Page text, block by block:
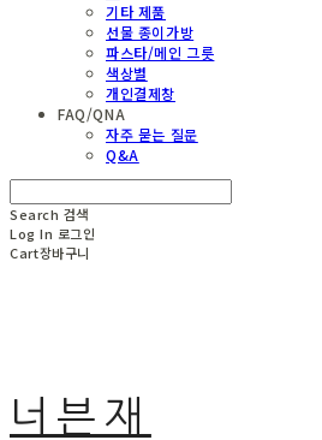
기타 제품
선물 종이가방
파스타/메인 그릇
색상별
개인결제창
FAQ/QNA
자주 묻는 질문
Q&A
Search 검색
Log In 로그인
Cart장바구니
너븐재